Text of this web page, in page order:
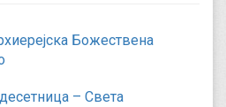
Божествена
– Света